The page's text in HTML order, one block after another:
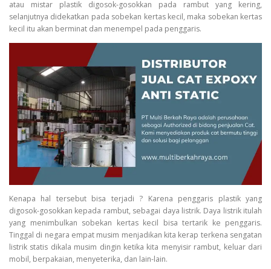
atau mistar plastik digosok-gosokkan pada rambut yang kering,
selanjutnya didekatkan pada sobekan kertas kecil, maka sobekan kertas
kecil itu akan berminat dan menempel pada penggaris.
Kenapa hal tersebut bisa terjadi ? Karena penggaris plastik yang
digosok-gosokkan kepada rambut, sebagai daya listrik. Daya listrik itulah
yang menimbulkan sobekan kertas kecil bisa tertarik ke penggaris.
Tinggal di negara empat musim menjadikan kita kerap terkena sengatan
listrik statis dikala musim dingin ketika kita menyisir rambut, keluar dari
mobil, berpakaian, menyeterika, dan lain-lain.